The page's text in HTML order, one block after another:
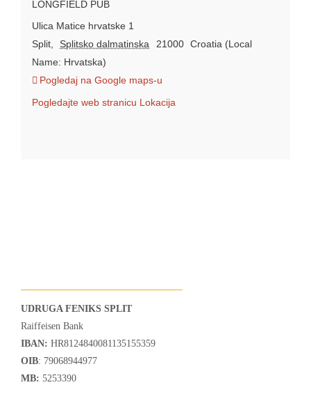
LONGFIELD PUB
Ulica Matice hrvatske 1
Split, Splitsko dalmatinska 21000 Croatia (Local
Name: Hrvatska)
Pogledaj na Google maps-u
Pogledajte web stranicu Lokacija
UDRUGA FENIKS SPLIT
Raiffeisen Bank
IBAN: HR8124840081135155359
OIB: 79068944977
MB: 5253390